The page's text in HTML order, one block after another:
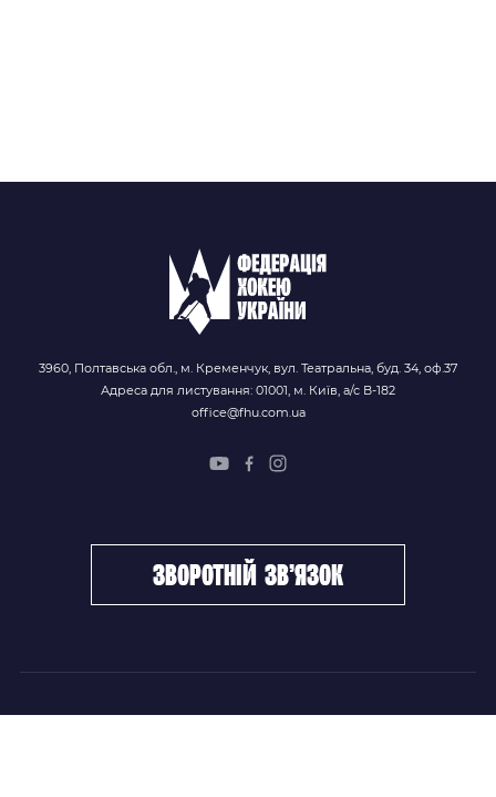
3960, Полтавська обл., м. Кременчук, вул. Театральна, буд. 34, оф.37
Адреса для листування: 01001, м. Київ, а/с В-182
office@fhu.com.ua
зворотній зв’язок